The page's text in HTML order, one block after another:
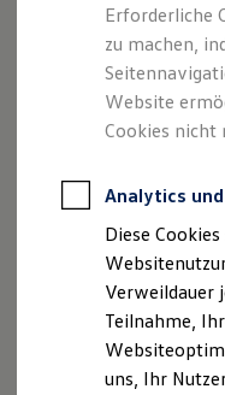
Leasing
Leasing-
Junge
Leasing
Kfz-
Garantien
Behörden
Erforderliche
zu machen,
Website
Cookies
Analytics
Diese
Verweildauer
Teilnahme,
uns, Ihr